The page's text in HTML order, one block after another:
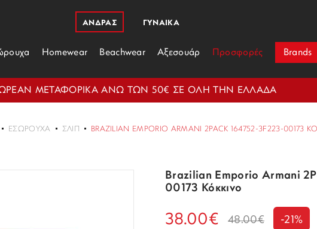
ΑΝΔΡΑΣ
Homewear Beachwear Αξεσουάρ Προσφορές Brands
ΓΥΝΑΙΚΑ
ΜΕΤΑΦΟΡΙΚΑ ΑΝΩ ΤΩΝ 50€ ΣΕ ΟΛΗ ΤΗΝ ΕΛΛΑΔΑ
ΕΣΏΡΟΥΧΑ ΣΛΙΠ BRAZILIAN EMPORIO ARMANI 2PACK 164752-3F223-00173
Brazilian Emporio Armani
00173 Κόκκινο
38.00€ 48.00€ -21%